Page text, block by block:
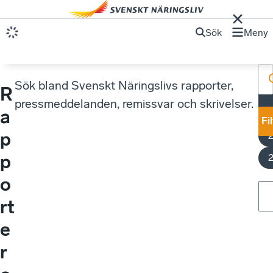
Sök Meny
R
a
p
p
o
rt
e
r
Sök bland Svenskt Näringslivs rapporter,
pressmeddelanden, remissvar och skrivelser.